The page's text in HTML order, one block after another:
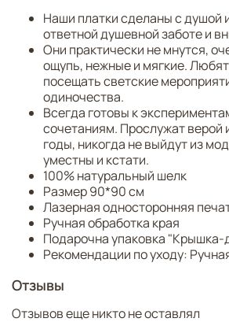
женственной, в то же время
Копье, шлем и щит
стратегическое мышление,
горгонейоном указывают на силу
богини обрамлен
орнаментом с яркими
тщательной деталировкой каждого
Общее решение платка в
его универсальным
обладательница непременно
подобно Афине.
Над дизайном работали: Нина
Разумова.
Наши платки сделаны с душой
ответной душевной заботе и
Они практически не мнутся,
ощупь, нежные и мягкие.
посещать светские
одиночества.
Всегда готовы к
сочетаниям. Прослужат верой
годы, никогда не выйдут из
уместны и кстати.
100% натуральный шелк
Размер 90*90 см
Лазерная односторонняя
Ручная обработка края
Подарочна упаковка "Крышка-
Рекомендации по уходу:
Отзывы
Отзывов еще никто не оставлял